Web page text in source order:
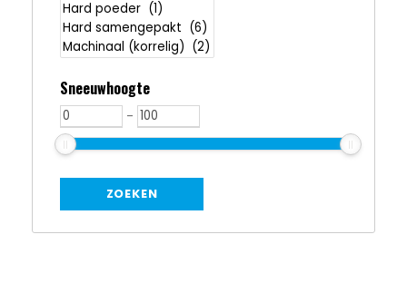
Sneeuwhoogte
-